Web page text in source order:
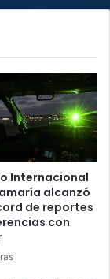
Internacional
alcanzó
de reportes
con